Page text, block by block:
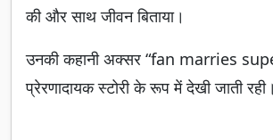
की और साथ जीवन बिताया।
उनकी कहानी अक्सर “fan marries
प्रेरणादायक स्टोरी के रूप में देखी जाती रही।